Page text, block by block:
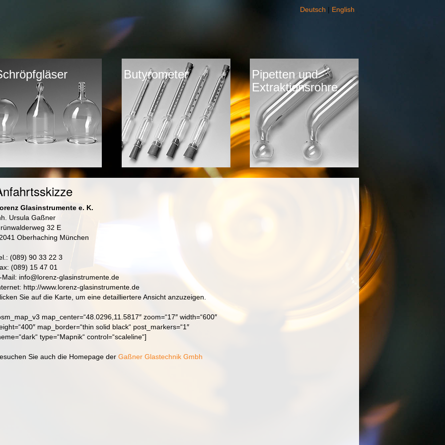
Deutsch | English
Pipetten und
Extraktionsrohre
Butyrometer
Glasinstrumente e. K.
Ursula Gaßner
32 E
Oberhaching München
(089) 90 33 22 3
(089) 15 47 01
Mail: info@lorenz-glasinstrumente.de
http://www.lorenz-glasinstrumente.de
Sie auf die Karte, um eine detailliertere Ansicht anzuzeigen.
map_center=“48.0296,11.5817″ zoom=“17″ width=“600″
map_border=“thin solid black“ post_markers=“1″
type=“Mapnik“ control=“scaleline“]
Sie auch die Homepage der Gaßner Glastechnik Gmbh